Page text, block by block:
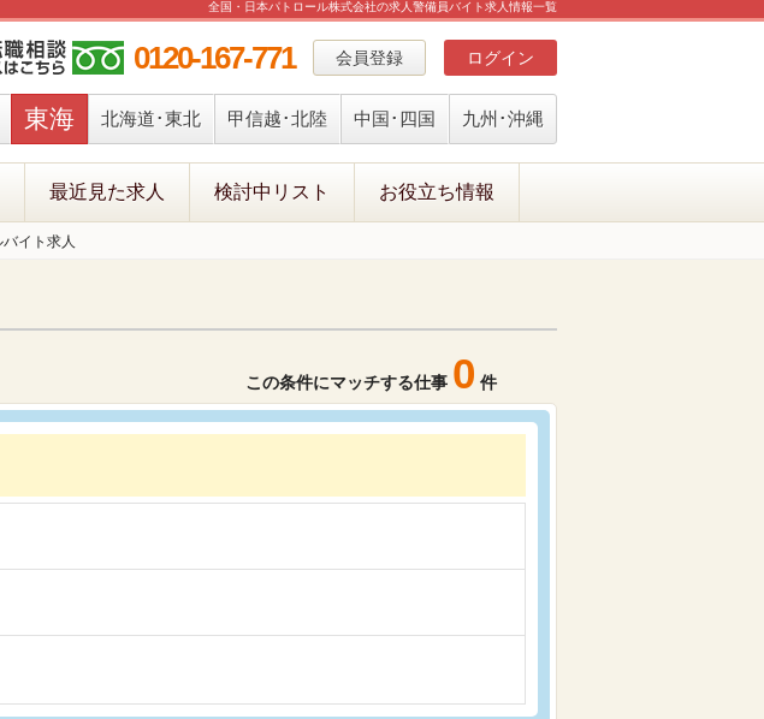
全国・日本パトロール株式会社の求人警備員バイト求人情報一覧
会員登録 ログイン
0120-167-771
東海 北海道･東北 甲信越･北陸 中国･四国 九州･沖縄
最近見た求人 検討中リスト お役立ち情報
イト求人
この条件にマッチする仕事 0 件